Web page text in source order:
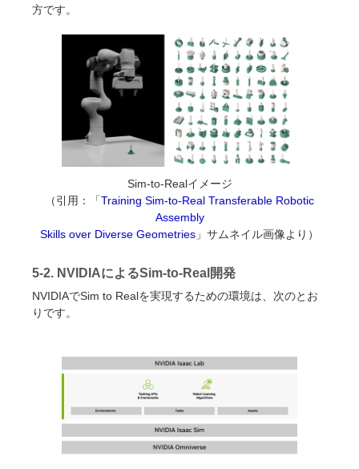
方です。
Sim-to-Realイメージ
（引用：「Training Sim-to-Real Transferable Robotic
Assembly
Skills over Diverse Geometries 」サムネイル画像より）
5-2. NVIDIAによるSim-to-Real開発
NVIDIAでSim to Realを実現するための環境は、次のとお
りです。